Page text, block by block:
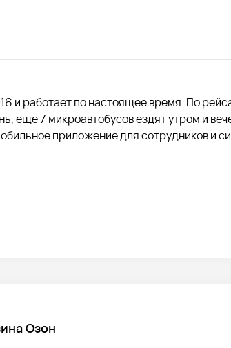
и работает по настоящее время. По
еще 7 микроавтобусов ездят утром и
приложение для сотрудников и
Озон